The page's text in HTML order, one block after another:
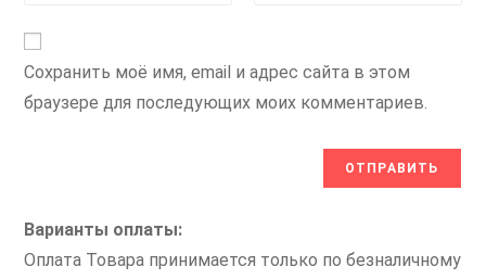
Сохранить моё имя, email и адрес сайта в этом
браузере для последующих моих комментариев.
Варианты оплаты:
Оплата Товара принимается только по безналичному